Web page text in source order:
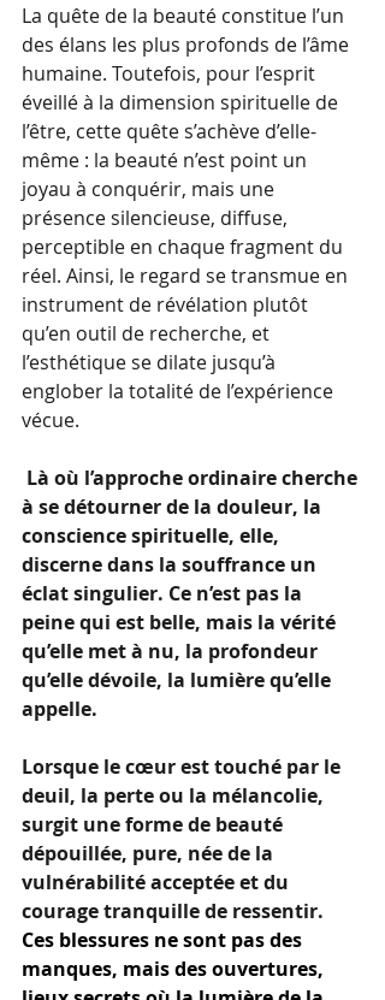
La quête de la beauté constitue l’un
des élans les plus profonds de l’âme
humaine. Toutefois, pour l’esprit
éveillé à la dimension spirituelle de
l’être, cette quête s’achève d’elle-
même : la beauté n’est point un
joyau à conquérir, mais une
présence silencieuse, diffuse,
perceptible en chaque fragment du
réel. Ainsi, le regard se transmue en
instrument de révélation plutôt
qu’en outil de recherche, et
l’esthétique se dilate jusqu’à
englober la totalité de l’expérience
vécue.
Là où l’approche ordinaire cherche
à se détourner de la douleur, la
conscience spirituelle, elle,
discerne dans la souffrance un
éclat singulier. Ce n’est pas la
peine qui est belle, mais la vérité
qu’elle met à nu, la profondeur
qu’elle dévoile, la lumière qu’elle
appelle.
Lorsque le cœur est touché par le
deuil, la perte ou la mélancolie,
surgit une forme de beauté
dépouillée, pure, née de la
vulnérabilité acceptée et du
courage tranquille de ressentir.
Ces blessures ne sont pas des
manques, mais des ouvertures,